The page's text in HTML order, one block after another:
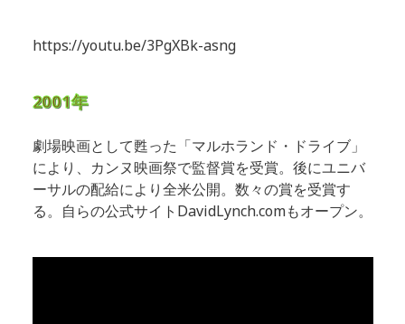
https://youtu.be/3PgXBk-asng
2001年
劇場映画として甦った「マルホランド・ドライブ」
により、カンヌ映画祭で監督賞を受賞。後にユニバ
ーサルの配給により全米公開。数々の賞を受賞す
る。自らの公式サイトDavidLynch.comもオープン。